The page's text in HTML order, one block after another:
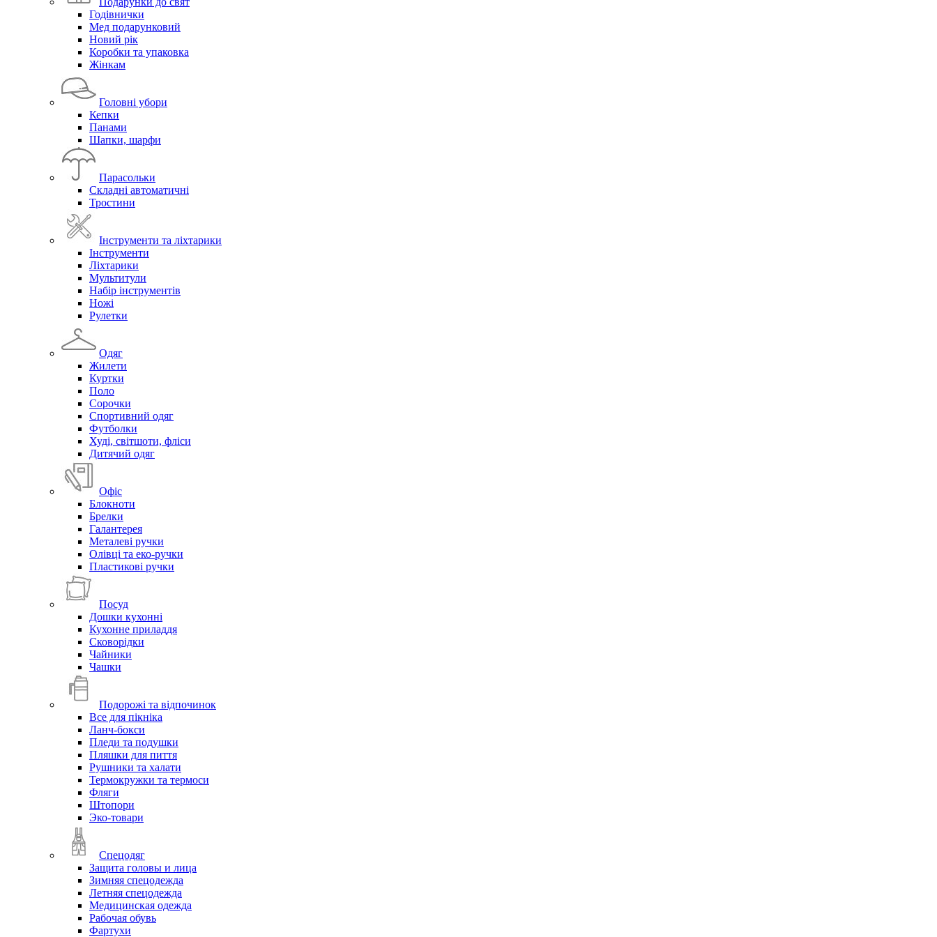
Годівнички
Мед подарунковий
Новий рік
Коробки та упаковка
Жінкам
Головні убори
Кепки
Панами
Шапки, шарфи
Парасольки
Складні автоматичні
Тростини
Інструменти та ліхтарики
Інструменти
Ліхтарики
Мультитули
Набір інструментів
Ножі
Рулетки
Одяг
Жилети
Куртки
Поло
Сорочки
Спортивний одяг
Футболки
Худі, світшоти, фліси
Дитячий одяг
Офіс
Блокноти
Брелки
Галантерея
Металеві ручки
Олівці та еко-ручки
Пластикові ручки
Посуд
Дошки кухонні
Кухонне приладдя
Сковорідки
Чайники
Чашки
Подорожі та відпочинок
Все для пікніка
Ланч-бокси
Пледи та подушки
Пляшки для пиття
Рушники та халати
Термокружки та термоси
Фляги
Штопори
Эко-товари
Спецодяг
Защита головы и лица
Зимняя спецодежда
Летняя спецодежда
Медицинская одежда
Рабочая обувь
Фартухи